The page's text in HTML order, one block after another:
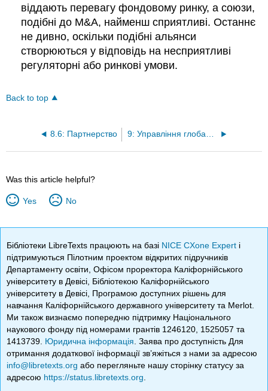
віддають перевагу фондовому ринку, а союзи,
подібні до M&A, найменш сприятливі. Останнє
не дивно, оскільки подібні альянси
створюються у відповідь на несприятливі
регуляторні або ринкові умови.
Back to top
8.6: Партнерство 9: Управління глобальним ланцюгом поставок
Was this article helpful?
Yes No
Бібліотеки LibreTexts працюють на базі NICE CXone Expert і
підтримуються Пілотним проектом відкритих підручників
Департаменту освіти, Офісом проректора Каліфорнійського
університету в Девісі, Бібліотекою Каліфорнійського
університету в Девісі, Програмою доступних рішень для
навчання Каліфорнійського державного університету та Merlot.
Ми також визнаємо попередню підтримку Національного
наукового фонду під номерами грантів 1246120, 1525057 та
1413739. Юридична інформація . Заява про доступність Для
отримання додаткової інформації зв’яжіться з нами за адресою
info@libretexts.org або перегляньте нашу сторінку статусу за
адресою https://status.libretexts.org